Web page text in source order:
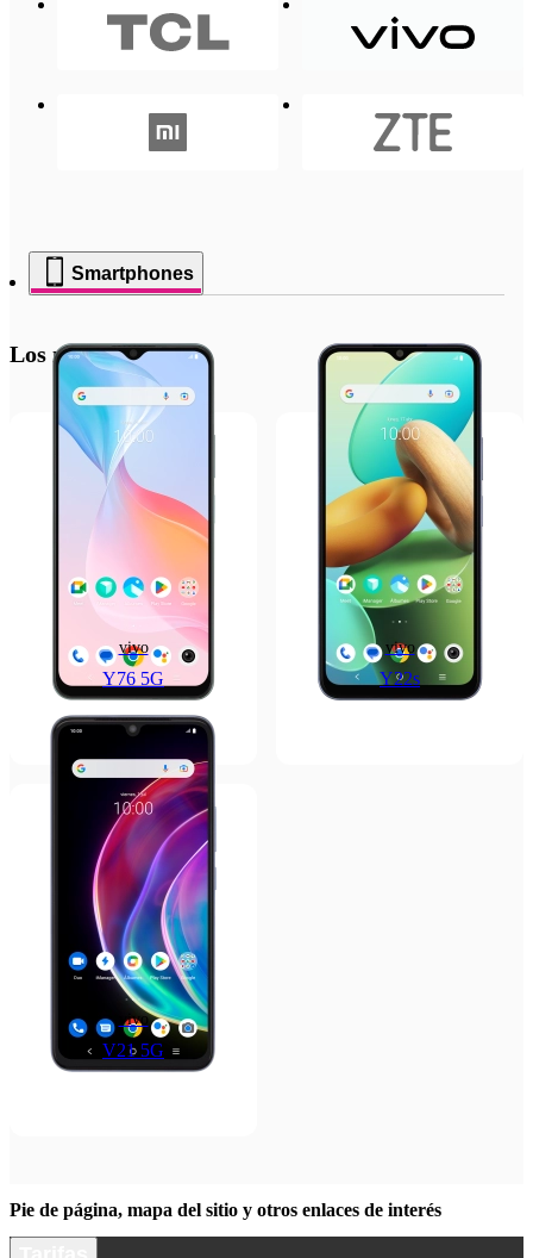
Los más recientes
Smartphones
vivo
Y76 5G
vivo
Y22s
vivo
V21 5G
Pie de página, mapa del sitio y otros enlaces de interés